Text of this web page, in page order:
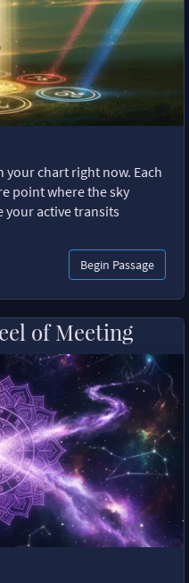
chart right now. Each
point where the sky
your active transits
Begin Passage
of Meeting